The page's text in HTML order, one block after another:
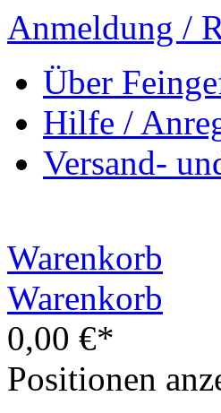
Anmeldung /
Über
Hilfe /
Versand-
Warenkorb
Warenkorb
0,00 €*
Positionen